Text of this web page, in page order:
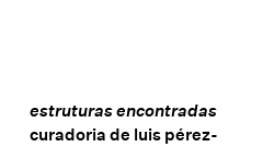
estruturas encontradas
curadoria de luis pérez-